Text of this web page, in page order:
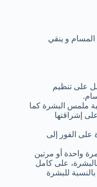
و ينقي
على تنظيم
ملمس البشرة كما
إشراقتها
على الفور إلى
واحدة أو مرتين
على كامل
الوجه للبشرة الدهنية، أو منطقة T-zone بالنسبة للبشرة